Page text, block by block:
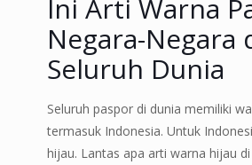
Ini Arti Warna
Negara-Negara
Seluruh Dunia
Seluruh paspor di dunia memiliki
termasuk Indonesia. Untuk
hijau. Lantas apa arti warna hijau